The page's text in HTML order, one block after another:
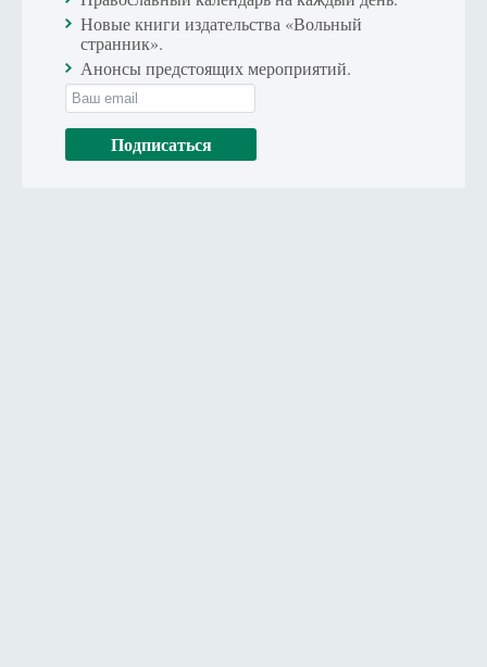
Новые книги издательства «Вольный
странник».
Анонсы предстоящих мероприятий.